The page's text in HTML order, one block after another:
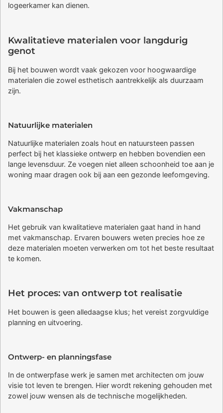
logeerkamer kan dienen.
Kwalitatieve materialen voor langdurig
genot
Bij het bouwen wordt vaak gekozen voor hoogwaardige
materialen die zowel esthetisch aantrekkelijk als duurzaam
zijn.
Natuurlijke materialen
Natuurlijke materialen zoals hout en natuursteen passen
perfect bij het klassieke ontwerp en hebben bovendien een
lange levensduur. Ze voegen niet alleen schoonheid toe aan je
woning maar dragen ook bij aan een gezonde leefomgeving.
Vakmanschap
Het gebruik van kwalitatieve materialen gaat hand in hand
met vakmanschap. Ervaren bouwers weten precies hoe ze
deze materialen moeten verwerken om tot het beste resultaat
te komen.
Het proces: van ontwerp tot realisatie
Het bouwen is geen alledaagse klus; het vereist zorgvuldige
planning en uitvoering.
Ontwerp- en planningsfase
In de ontwerpfase werk je samen met architecten om jouw
visie tot leven te brengen. Hier wordt rekening gehouden met
zowel jouw wensen als de technische mogelijkheden.